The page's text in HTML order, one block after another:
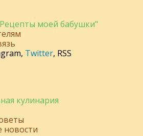
моей бабушки"
, Twitter, RSS
кулинария
новости